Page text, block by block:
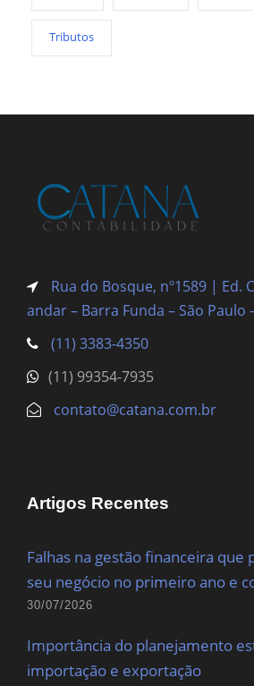
Tributos
Rua do Bosque, nº1589 | Ed.
andar – Barra Funda – São Paulo
(11) 3383-4350
(11) 99354-7935
contato@catana.com.br
Artigos Recentes
Falhas na gestão financeira que
seu negócio no primeiro ano e
30/07/2026
Importância do planejamento
importação e exportação